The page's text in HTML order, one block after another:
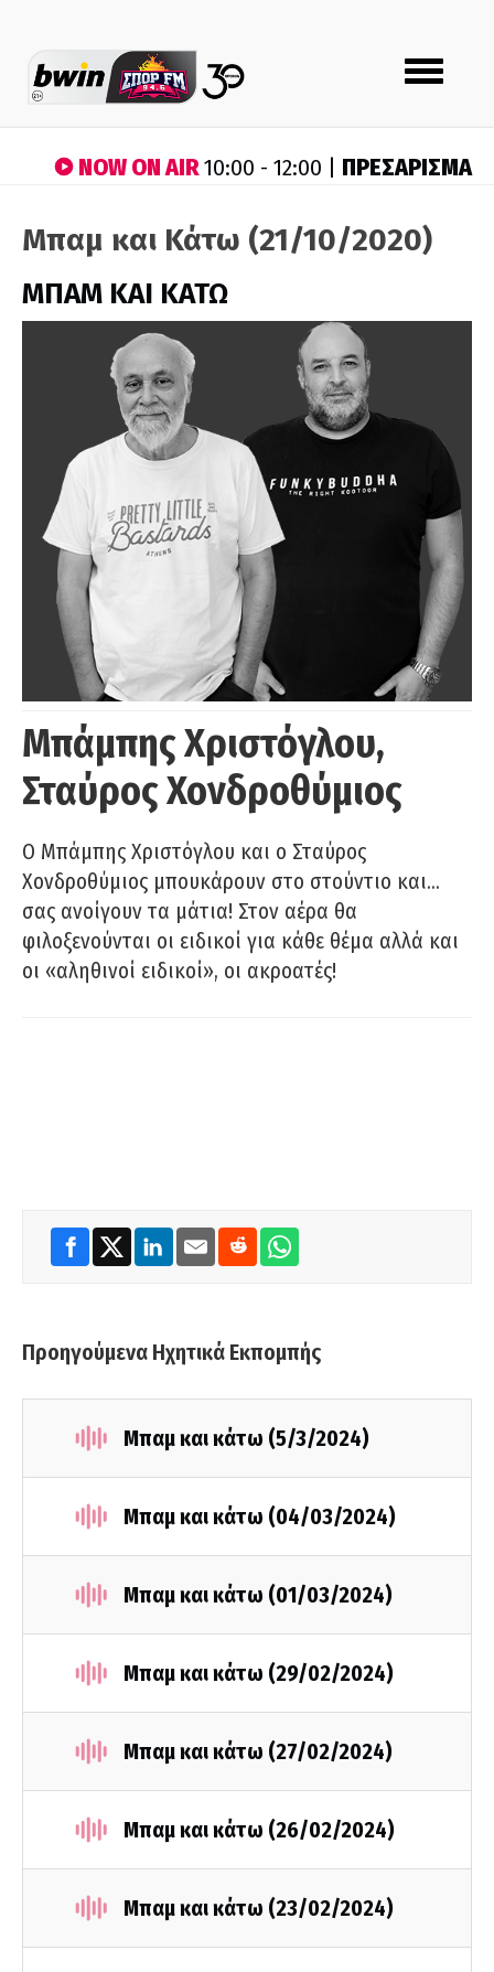
Toggle
navigation
NOW ON AIR10:00 - 12:00 | ΠΡΕΣΑΡΙΣΜΑ
Μπαμ και Κάτω (21/10/2020)
ΜΠΑΜ ΚΑΙ ΚΑΤΩ
Μπάμπης Χριστόγλου,
Σταύρος Χονδροθύμιος
O Μπάμπης Χριστόγλου και ο Σταύρος
Χονδροθύμιος μπουκάρουν στο στούντιο και…
σας ανοίγουν τα μάτια! Στον αέρα θα
φιλοξενούνται οι ειδικοί για κάθε θέμα αλλά και
οι «αληθινοί ειδικοί», οι ακροατές!
Προηγούμενα Ηχητικά Εκπομπής
Μπαμ και κάτω (5/3/2024)
Μπαμ και κάτω (04/03/2024)
Μπαμ και κάτω (01/03/2024)
Μπαμ και κάτω (29/02/2024)
Μπαμ και κάτω (27/02/2024)
Μπαμ και κάτω (26/02/2024)
Μπαμ και κάτω (23/02/2024)